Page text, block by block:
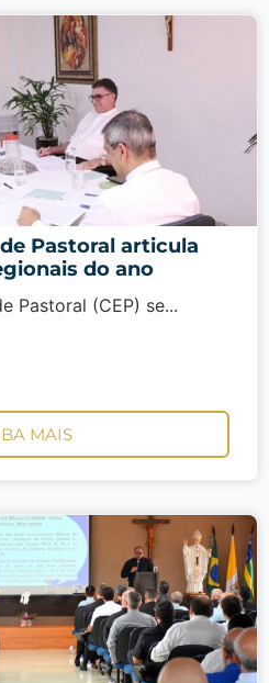
Pastoral articula
do ano
Pastoral (CEP) se...
MAIS